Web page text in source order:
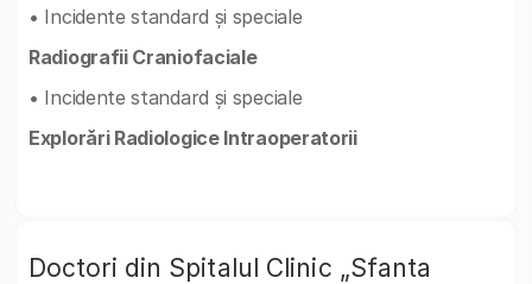
• Incidente standard și speciale
Radiografii Craniofaciale
• Incidente standard și speciale
Explorări Radiologice Intraoperatorii
Doctori din Spitalul Clinic „Sfanta